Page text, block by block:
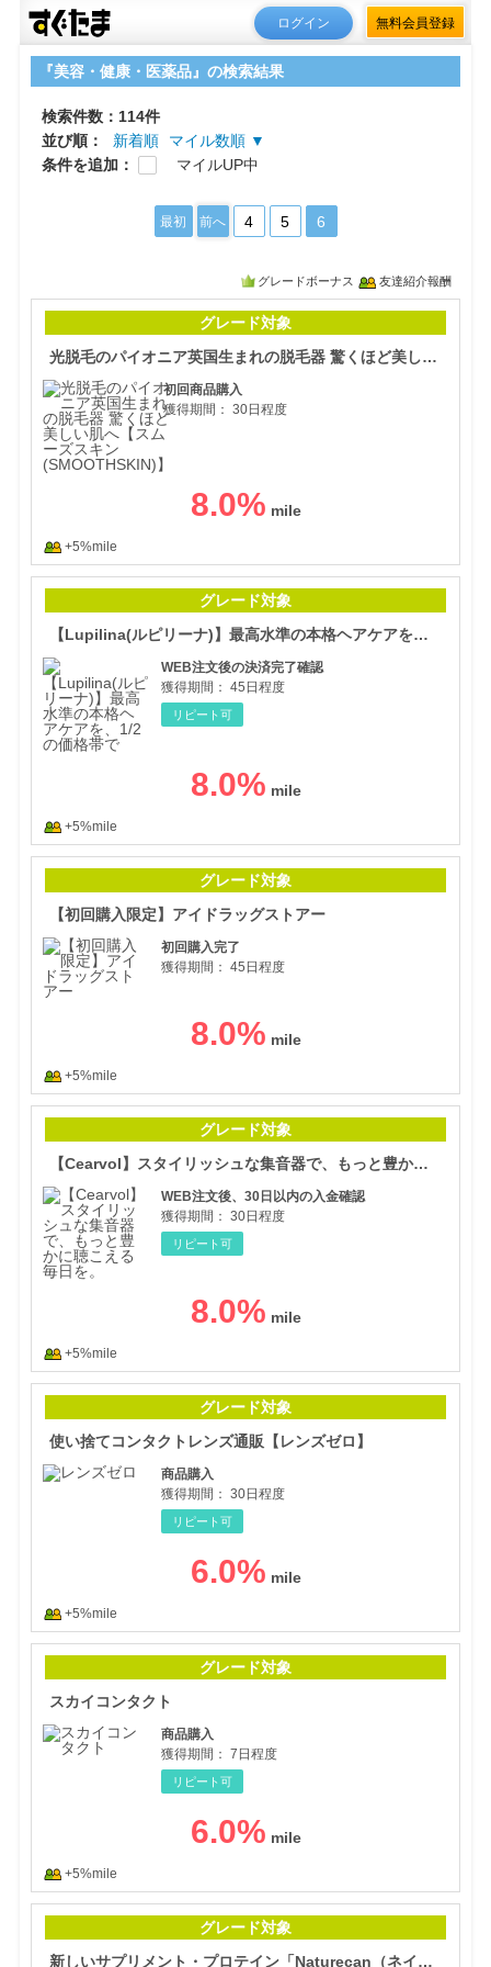
ログイン 無料会員登録
『美容・健康・医薬品』の検索結果
検索件数：114件
並び順：
新着順
マイル数順 ▼
条件を追加：
マイルUP中
最初 前へ 4 5 6
グレードボーナス 友達紹介報酬
グレード対象
光脱毛のパイオニア英国生まれの脱毛器 驚くほど美しい肌へ【スムーズスキン(SMOOTHSKIN)】
初回商品購入
獲得期間： 30日程度
8.0%
+5%mile
グレード対象
【Lupilina(ルピリーナ)】最高水準の本格ヘアケアを、1/2の価格帯で
WEB注文後の決済完了確認
獲得期間： 45日程度
リピート可
8.0%
+5%mile
グレード対象
【初回購入限定】アイドラッグストアー
初回購入完了
獲得期間： 45日程度
8.0%
+5%mile
グレード対象
【Cearvol】スタイリッシュな集音器で、もっと豊かに聴こえる毎日を。
WEB注文後、30日以内の入金確認
獲得期間： 30日程度
リピート可
8.0%
+5%mile
グレード対象
使い捨てコンタクトレンズ通販【レンズゼロ】
商品購入
獲得期間： 30日程度
リピート可
6.0%
+5%mile
グレード対象
スカイコンタクト
商品購入
獲得期間： 7日程度
リピート可
6.0%
+5%mile
グレード対象
新しいサプリメント・プロテイン「Naturecan（ネイチャーカン）フットネス」